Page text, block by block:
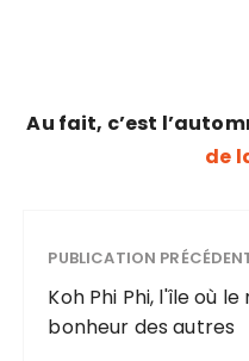
Au fait, c’est
de
PUBLICATION
Koh Phi Phi, l'île où
bonheur des autres